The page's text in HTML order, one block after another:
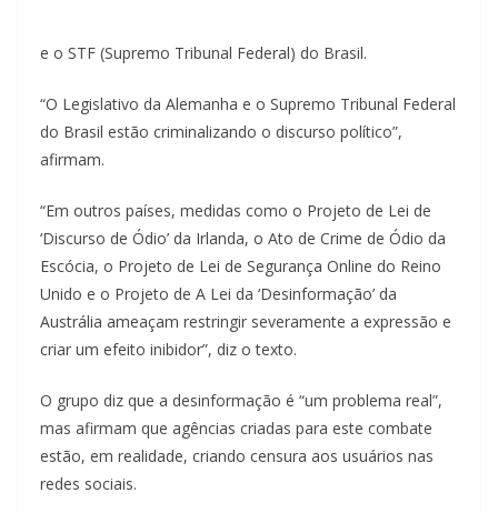
e o STF (Supremo Tribunal Federal) do Brasil.
“O Legislativo da Alemanha e o Supremo Tribunal Federal
do Brasil estão criminalizando o discurso político”,
afirmam.
“Em outros países, medidas como o Projeto de Lei de
‘Discurso de Ódio’ da Irlanda, o Ato de Crime de Ódio da
Escócia, o Projeto de Lei de Segurança Online do Reino
Unido e o Projeto de A Lei da ‘Desinformação’ da
Austrália ameaçam restringir severamente a expressão e
criar um efeito inibidor”, diz o texto.
O grupo diz que a desinformação é “um problema real”,
mas afirmam que agências criadas para este combate
estão, em realidade, criando censura aos usuários nas
redes sociais.